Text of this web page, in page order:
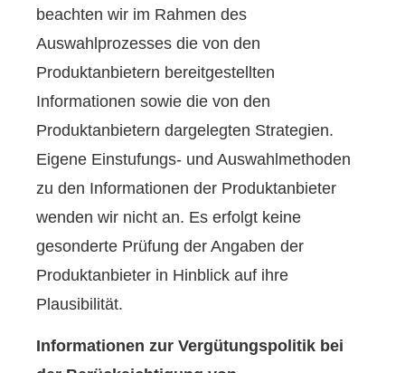
beachten wir im Rahmen des
Auswahlprozesses die von den
Produktanbietern bereitgestellten
Informationen sowie die von den
Produktanbietern dargelegten Strategien.
Eigene Einstufungs- und Auswahlmethoden
zu den Informationen der Produktanbieter
wenden wir nicht an. Es erfolgt keine
gesonderte Prüfung der Angaben der
Produktanbieter in Hinblick auf ihre
Plausibilität.
Informationen zur Vergütungspolitik bei